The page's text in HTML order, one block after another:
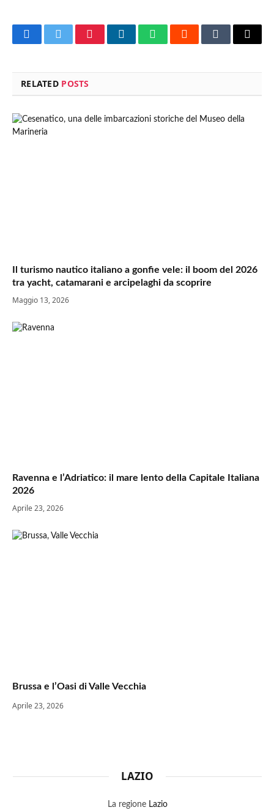
FacebookTwitterPinterestLinkedInWhatsAppRedditTumblrEmail
RELATED POSTS
Il turismo nautico italiano a gonfie vele: il boom del 2026
tra yacht, catamarani e arcipelaghi da scoprire
Maggio 13, 2026
Ravenna e l’Adriatico: il mare lento della Capitale Italiana
2026
Aprile 23, 2026
Brussa e l’Oasi di Valle Vecchia
Aprile 23, 2026
LAZIO
La regione Lazio